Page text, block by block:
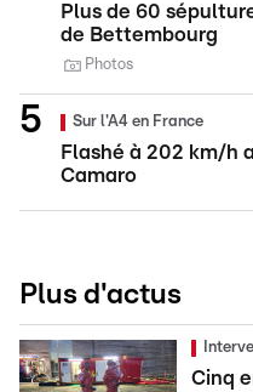
Plus de 60
de Bettembourg
Photos
Sur l'A4 en France
Flashé à 202 km/h
Camaro
Plus d'actus
Cinq